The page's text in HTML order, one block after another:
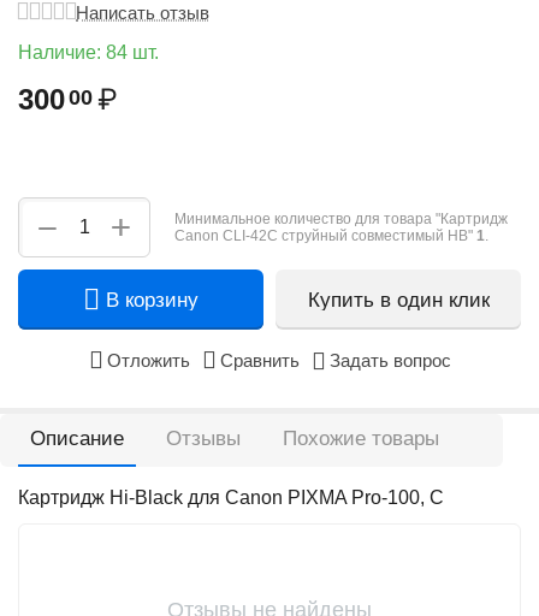
Написать отзыв
Наличие: 84 шт.
30000 ₽
+
−
Минимальное количество для товара "Картридж
Canon CLI-42C струйный совместимый HB" 1.
В корзину Купить в один клик
Отложить Сравнить Задать вопрос
Описание Отзывы Похожие товары
Картридж Hi-Black для Canon PIXMA Pro-100, С
Отзывы не найдены